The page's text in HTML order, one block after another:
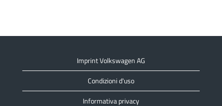
Imprint Volkswagen AG
Condizioni d'uso
Informativa privacy